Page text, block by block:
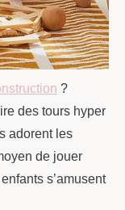
?
des tours hyper
adorent les
de jouer
s’amusent